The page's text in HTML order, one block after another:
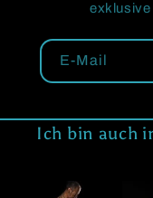
exklusive
E-Mail
Ich bin auch